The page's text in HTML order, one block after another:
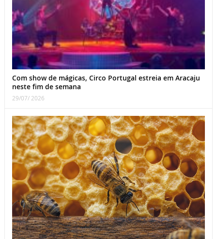
Com show de mágicas, Circo Portugal estreia em Aracaju
neste fim de semana
29/07/ 2026